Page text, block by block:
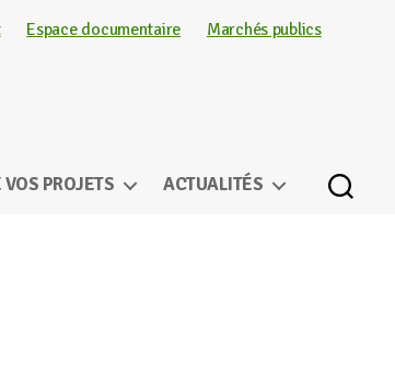
Espace documentaire Marchés publics
PROJETS ACTUALITÉS